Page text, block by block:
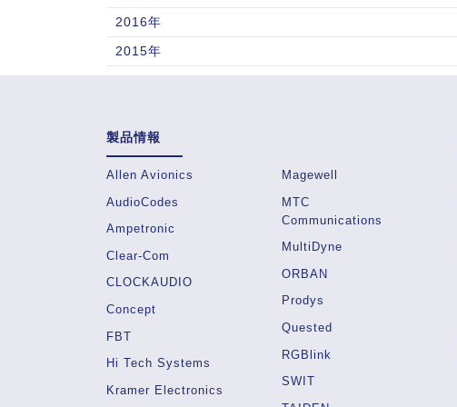
2016年
2015年
製品情報
Allen Avionics
AudioCodes
Ampetronic
Clear-Com
CLOCKAUDIO
Concept
FBT
Hi Tech Systems
Kramer Electronics
Magewell
MTC
Communications
MultiDyne
ORBAN
Prodys
Quested
RGBlink
SWIT